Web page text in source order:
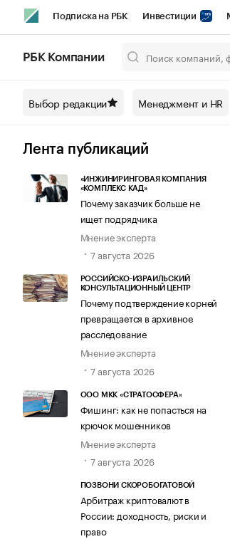
Подписка на РБК Инвестиции
Спецпроекты СПб Конференции СПб
Технологии и медиа
РБК Компании
Выбор редакции Менеджмент и HR
Лента публикаций
«ИНЖИНИРИНГОВАЯ КОМПАНИЯ
«КОМПЛЕКС КАД»
Почему заказчик больше не
ищет подрядчика
Мнение эксперта
7 августа 2026
РОССИЙСКО-ИЗРАИЛЬСКИЙ
КОНСУЛЬТАЦИОННЫЙ ЦЕНТР
Почему подтверждение корней
превращается в архивное
расследование
Мнение эксперта
7 августа 2026
ООО МКК «СТРАТОСФЕРА»
Фишинг: как не попасться на
крючок мошенников
Мнение эксперта
7 августа 2026
ПОЗВОНИ СКОРОБОГАТОВОЙ
Арбитраж криптовалют в
России: доходность, риски и
право